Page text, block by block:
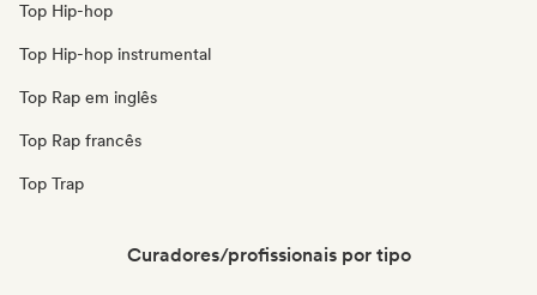
Top Hip-hop
Top Hip-hop instrumental
Top Rap em inglês
Top Rap francês
Top Trap
Curadores/profissionais por tipo